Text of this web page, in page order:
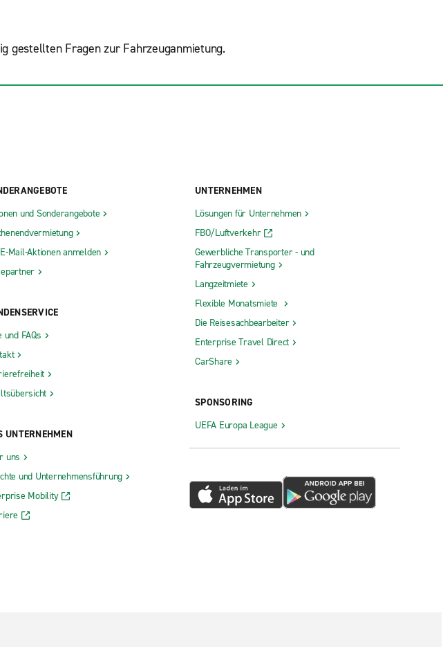
gestellten Fragen zur Fahrzeuganmietung.
und Sonderangebote
Mail-Aktionen anmelden
und FAQs
UNTERNEHMEN
uns
und Unternehmensführung
Mobility
UNTERNEHMEN
Lösungen für Unternehmen
FBO/Luftverkehr
Gewerbliche Transporter - und
Fahrzeugvermietung
Langzeitmiete
Flexible Monatsmiete
Die Reisesachbearbeiter
Enterprise Travel Direct
CarShare
SPONSORING
UEFA Europa League